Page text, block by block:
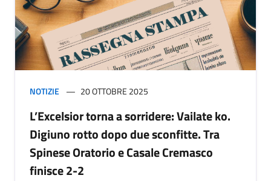
NOTIZIE 20 OTTOBRE 2025
L’Excelsior torna a sorridere: Vailate ko.
Digiuno rotto dopo due sconfitte. Tra
Spinese Oratorio e Casale Cremasco
finisce 2-2